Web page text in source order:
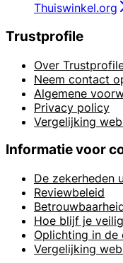
Thuiswinkel.org
Trustprofile
Over
Neem contact
Algemene
Privacy policy
Vergelijking
Informatie voor
De zekerheden
Reviewbeleid
Hoe blijf je
Oplichting in de
Vergelijking